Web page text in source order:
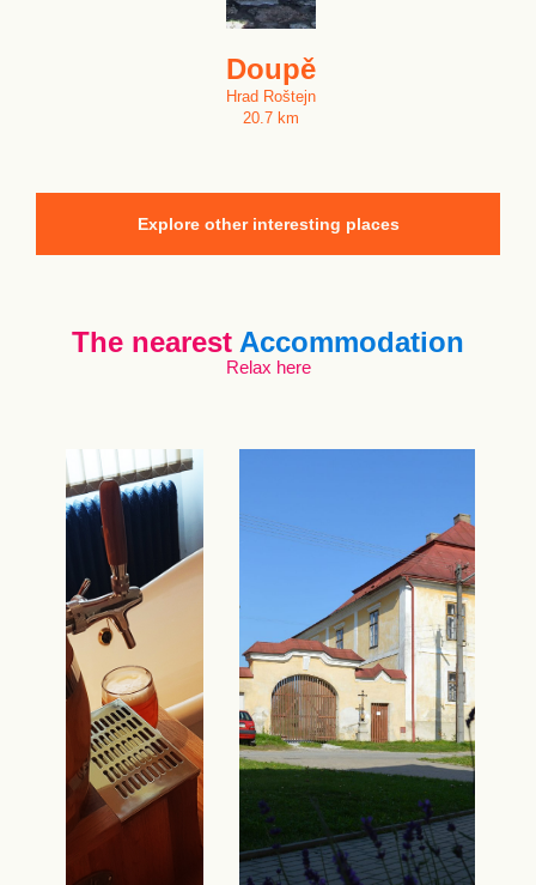
Doupě
Hrad Roštejn
20.7 km
Explore other interesting places
The nearest Accommodation
Relax here